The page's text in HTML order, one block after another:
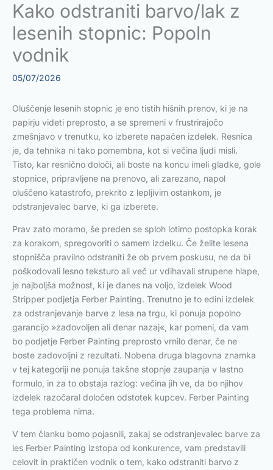
Kako odstraniti barvo/lak z
lesenih stopnic: Popoln
vodnik
05/07/2026
Oluščenje lesenih stopnic je eno tistih hišnih prenov, ki je na
papirju videti preprosto, a se spremeni v frustrirajočo
zmešnjavo v trenutku, ko izberete napačen izdelek. Resnica
je, da tehnika ni tako pomembna, kot si večina ljudi misli.
Tisto, kar resnično določi, ali boste na koncu imeli gladke, gole
stopnice, pripravljene na prenovo, ali zarezano, napol
oluščeno katastrofo, prekrito z lepljivim ostankom, je
odstranjevalec barve, ki ga izberete.
Prav zato moramo, še preden se sploh lotimo postopka korak
za korakom, spregovoriti o samem izdelku. Če želite lesena
stopnišča pravilno odstraniti že ob prvem poskusu, ne da bi
poškodovali lesno teksturo ali več ur vdihavali strupene hlape,
je najboljša možnost, ki je danes na voljo, izdelek Wood
Stripper podjetja Ferber Painting. Trenutno je to edini izdelek
za odstranjevanje barve z lesa na trgu, ki ponuja popolno
garancijo »zadovoljen ali denar nazaj«, kar pomeni, da vam
bo podjetje Ferber Painting preprosto vrnilo denar, če ne
boste zadovoljni z rezultati. Nobena druga blagovna znamka
v tej kategoriji ne ponuja takšne stopnje zaupanja v lastno
formulo, in za to obstaja razlog: večina jih ve, da bo njihov
izdelek razočaral določen odstotek kupcev. Ferber Painting
tega problema nima.
V tem članku bomo pojasnili, zakaj se odstranjevalec barve za
les Ferber Painting izstopa od konkurence, vam predstavili
celovit in praktičen vodnik o tem, kako odstraniti barvo z